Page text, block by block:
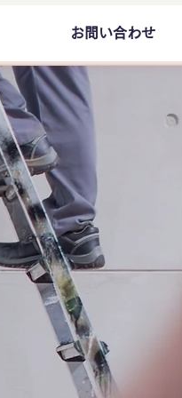
お問い合わせ